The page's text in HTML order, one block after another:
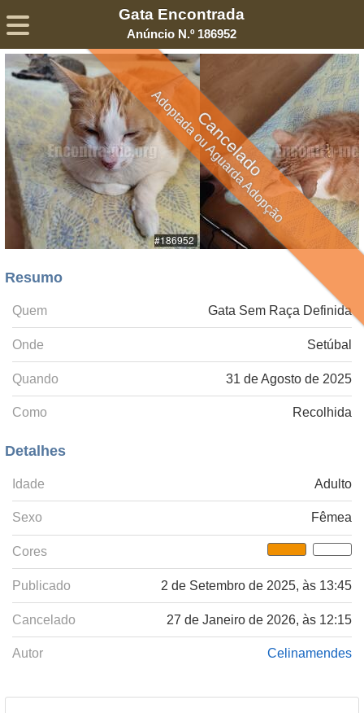
Cancelado
Adoptada ou Aguarda Adopção
Gata Encontrada
Anúncio N.º 186952
Resumo
Quem Gata Sem Raça Definida
Onde Setúbal
Quando 31 de Agosto de 2025
Como Recolhida
Detalhes
Idade Adulto
Sexo Fêmea
Cores
Publicado 2 de Setembro de 2025, às 13:45
Cancelado 27 de Janeiro de 2026, às 12:15
Autor Celinamendes
Sobre Declaração de Privacidade Termos de Serviço
©2005-2026 Encontra-me® – Todos os Direitos Reservados